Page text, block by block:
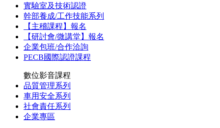
實驗室及技術認證
幹部養成/工作技能系列
【主稽課程】報名
【研討會/微講堂】報名
企業包班/合作洽詢
PECB國際認證課程
數位影音課程
品質管理系列
車用安全系列
社會責任系列
企業專區